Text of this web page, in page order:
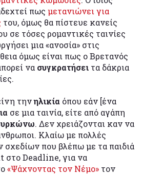
πως μετανιώνει για
του, όμως θα πίστευε κανείς
σε τόσες ρομαντικές ταινίες
μια «ανοσία» στις
όμως είναι πως ο Βρετανός
να συγκρατήσει τα δάκρια
τηνηλικία όπου εάν [ένα
σε μια ταινία, είτε από αγάπη
. Δεν χρειάζονται καν να
Κλαίω με πολλές
σχεδίων που βλέπω με τα παιδιά
στο Deadline, για να
«Ψάχνοντας τον Νέμο» τον